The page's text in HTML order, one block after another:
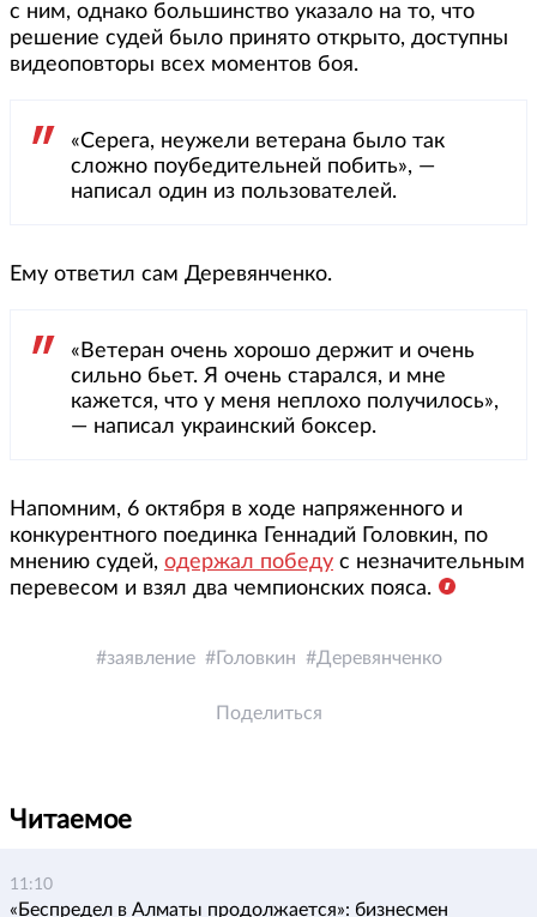
с ним, однако большинство указало на то, что
решение судей было принято открыто, доступны
видеоповторы всех моментов боя.
«Серега, неужели ветерана было так
сложно поубедительней побить», —
написал один из пользователей.
Ему ответил сам Деревянченко.
«Ветеран очень хорошо держит и очень
сильно бьет. Я очень старался, и мне
кажется, что у меня неплохо получилось»,
— написал украинский боксер.
Напомним, 6 октября в ходе напряженного и
конкурентного поединка Геннадий Головкин, по
мнению судей, одержал победу с незначительным
перевесом и взял два чемпионских пояса.
заявление Головкин Деревянченко
Поделиться
Читаемое
11:10
«Беспредел в Алматы продолжается»: бизнесмен